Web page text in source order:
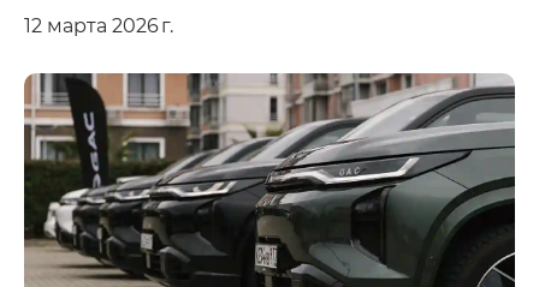
12 марта 2026 г.